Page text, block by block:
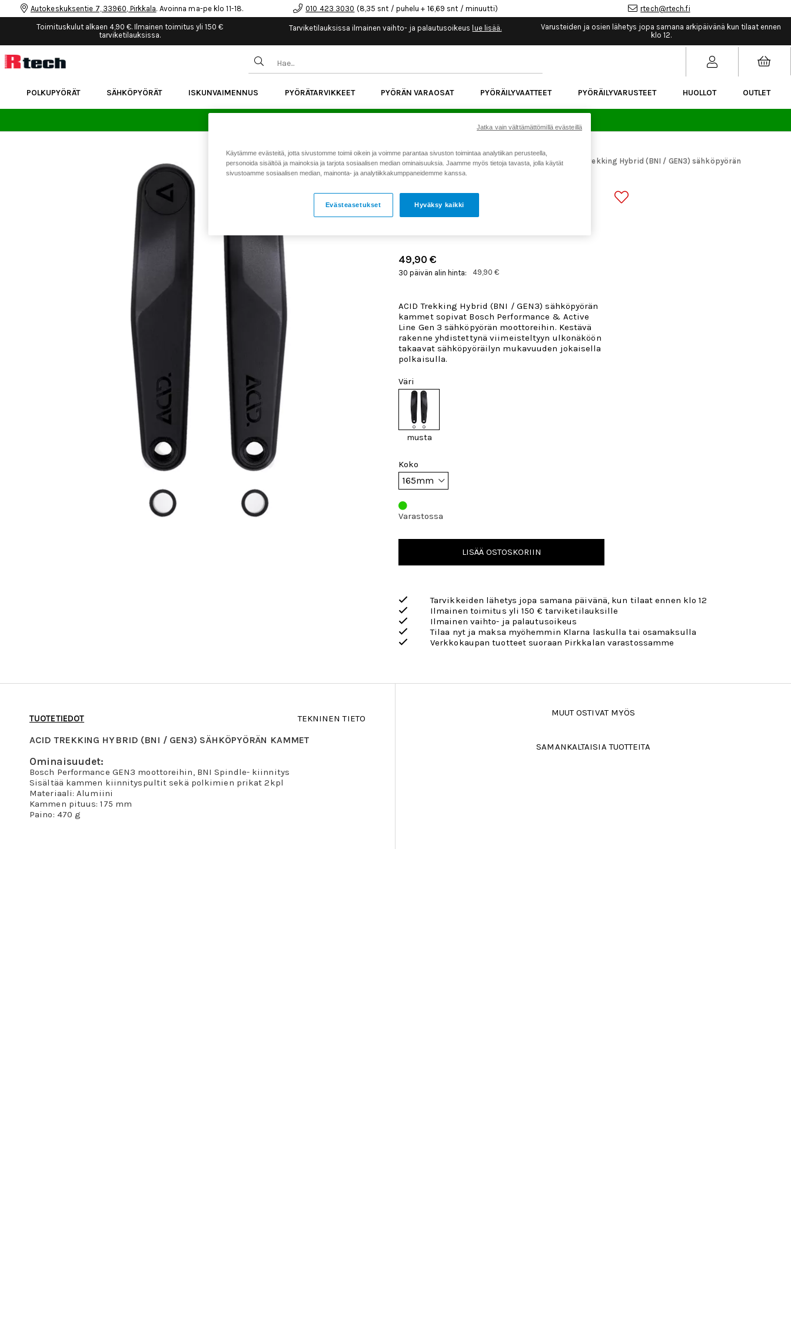
Autokeskuksentie 7, 33960, Pirkkala. Avoinna ma-pe klo 11-18. 010 423 3030 (8,35 snt / puhelu + 16,69 snt / minuutti) rtech@rtech.fi
Toimituskulut alkaen 4,90 €. Ilmainen toimitus yli 150 €
tarviketilauksissa.
Tarviketilauksissa ilmainen vaihto- ja palautusoikeus lue lisää.
Varusteiden ja osien lähetys jopa samana arkipäivänä kun tilaat ennen
klo 12.
POLKUPYÖRÄT SÄHKÖPYÖRÄT ISKUNVAIMENNUS PYÖRÄTARVIKKEET PYÖRÄN VARAOSAT PYÖRÄILYVAATTEET PYÖRÄILYVARUSTEET HUOLLOT OUTLET
Koti > Kaikki tuotteet > Pyörän varaosat >
ACID Trekking Hybrid (BNI / GEN3) sähköpyörän
kammet
ACID TREKKING HYBRID (BNI / GEN3)
SÄHKÖPYÖRÄN KAMMET
49,90 €
30 päivän alin hinta: 49,90 €
ACID Trekking Hybrid (BNI / GEN3) sähköpyörän
kammet sopivat Bosch Performance & Active
Line Gen 3 sähköpyörän moottoreihin. Kestävä
rakenne yhdistettynä viimeisteltyyn ulkonäköön
takaavat sähköpyöräilyn mukavuuden jokaisella
polkaisulla.
Väri
musta
Koko
Varastossa
LISÄÄ OSTOSKORIIN
Tarvikkeiden lähetys jopa samana päivänä, kun tilaat ennen klo 12
Ilmainen toimitus yli 150 € tarviketilauksille
Ilmainen vaihto- ja palautusoikeus
Tilaa nyt ja maksa myöhemmin Klarna laskulla tai osamaksulla
Verkkokaupan tuotteet suoraan Pirkkalan varastossamme
TUOTETIEDOT TEKNINEN TIETO
ACID TREKKING HYBRID (BNI / GEN3) SÄHKÖPYÖRÄN KAMMET
Ominaisuudet:
Bosch Performance GEN3 moottoreihin, BNI Spindle- kiinnitys
Sisältää kammen kiinnityspultit sekä polkimien prikat 2kpl
Materiaali: Alumiini
Kammen pituus: 175 mm
Paino: 470 g
MUUT OSTIVAT MYÖS
SAMANKALTAISIA TUOTTEITA
Käytämme evästeitä, jotta sivustomme toimii oikein ja voimme parantaa sivuston toimintaa analytiikan perusteella,
personoida sisältöä ja mainoksia ja tarjota sosiaalisen median ominaisuuksia. Jaamme myös tietoja tavasta, jolla käytät
sivustoamme sosiaalisen median, mainonta- ja analytiikkakumppaneidemme kanssa.
Hyväksy kaikki
Evästeasetukset
Jatka vain välttämättömillä evästeillä